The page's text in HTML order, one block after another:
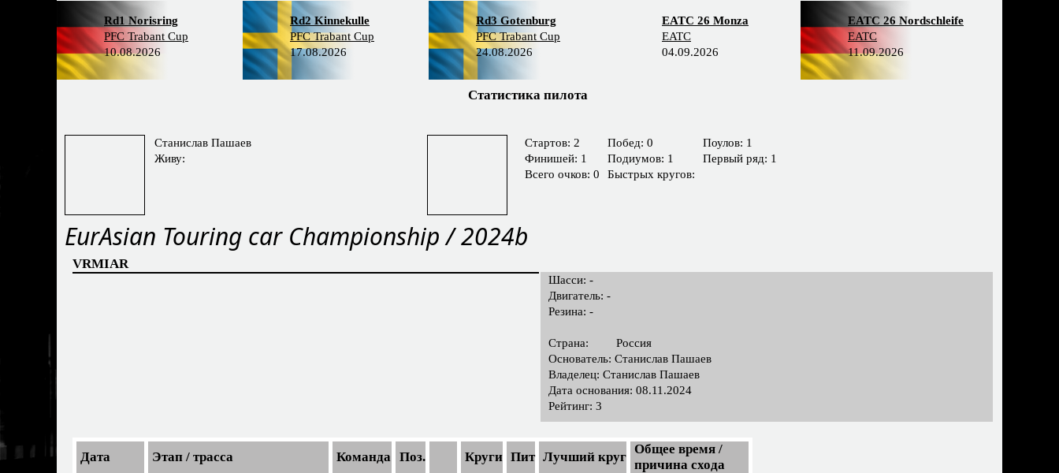
Rd1 Norisring
PFC Trabant Cup
10.08.2026
Rd2 Kinnekulle
PFC Trabant Cup
17.08.2026
Rd3 Gotenburg
PFC Trabant Cup
24.08.2026
EATC 26 Monza
EATC
04.09.2026
EATC 26 Nordschleife
EATC
11.09.2026
Статистика пилота
Станислав Пашаев
Живу:
Cтартов: 2
Финишей: 1
Всего очков: 0
Побед: 0
Подиумов: 1
Быстрых кругов:
Поулов: 1
Первый ряд: 1
EurAsian Touring car Championship / 2024b
VRMIAR
Шасси: -
Двигатель: -
Резина: -
Страна:
Россия
Основатель: Станислав Пашаев
Владелец: Станислав Пашаев
Дата основания: 08.11.2024
Рейтинг: 3
Дата Этап / трасса Команда Поз. Круги Пит Лучший круг
Общее время /
причина схода